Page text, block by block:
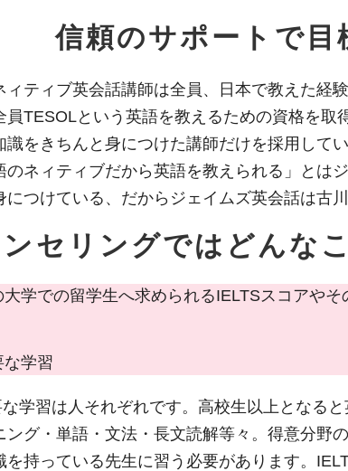
信頼のサポートで目
ティブ英会話講師は全員、日本で教えた経
TESOLという英語を教えるための資格を
をきちんと身につけた講師だけを採用して
ネィティブだから英語を教えられる」とは
つけている、だからジェイムズ英会話は古
セリングではどんな
学での留学生へ求められるIELTSスコアやそ
な学習
学習は人それぞれです。高校生以上となる
グ・単語・文法・長文読解等々。得意分野
持っている先生に習う必要があります。